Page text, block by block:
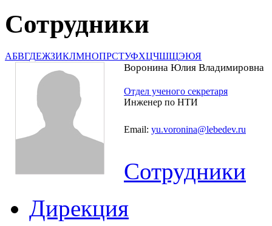
Сотрудники
АБВГДЕЖЗИКЛМНОПРСТУФХЦЧШЩЭЮЯ
Воронина Юлия Владимировна
Отдел ученого секретаря
Инженер по НТИ
Email: yu.voronina@lebedev.ru
Сотрудники
Дирекция